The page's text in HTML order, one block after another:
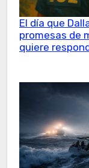
El día que
promesas de
quiere